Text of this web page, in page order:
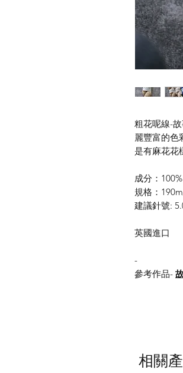
粗花呢線-
麗豐富的色
是有麻花花
成分：
規格：
建議針號:
英國進口
-
參考作品-
相關